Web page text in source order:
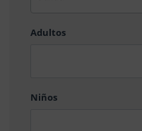
DD
AAAA
MM
Adultos
Niños